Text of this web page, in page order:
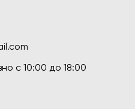
c 10:00 до 18:00